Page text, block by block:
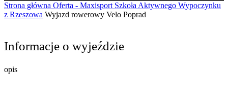
Strona główna Oferta - Maxisport Szkoła Aktywnego Wypoczynku
z Rzeszowa Wyjazd rowerowy Velo Poprad
Informacje o wyjeździe
opis